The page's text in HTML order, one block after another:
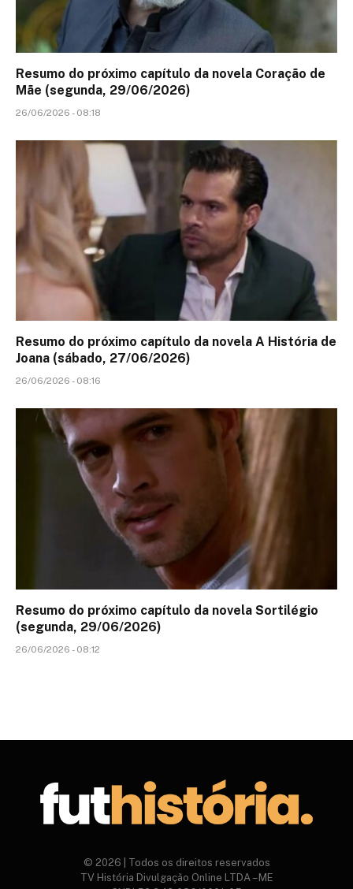
Resumo do próximo capítulo da novela Coração de
Mãe (segunda, 29/06/2026)
26/06/2026 - 08:18
Resumo do próximo capítulo da novela A História de
Joana (sábado, 27/06/2026)
26/06/2026 - 08:16
Resumo do próximo capítulo da novela Sortilégio
(segunda, 29/06/2026)
26/06/2026 - 08:12
© 2026 | Todos os direitos reservados
TV História Divulgação Online LTDA – ME